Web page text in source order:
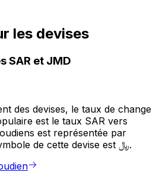
les devises
SAR et JMD
des devises, le taux de change
est le taux SAR vers
est représentée par
l'abréviation SAR. Le symbole de cette devise est ﷼.